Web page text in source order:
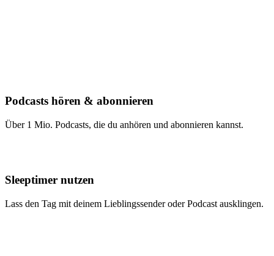
Podcasts hören & abonnieren
Über 1 Mio. Podcasts, die du anhören und abonnieren kannst.
Sleeptimer nutzen
Lass den Tag mit deinem Lieblingssender oder Podcast ausklingen.